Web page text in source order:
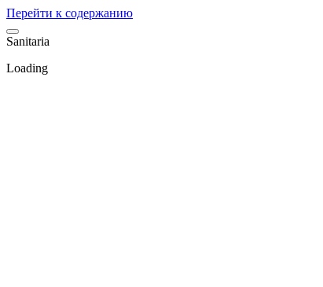
Перейти к содержанию
Sanitaria
Loading